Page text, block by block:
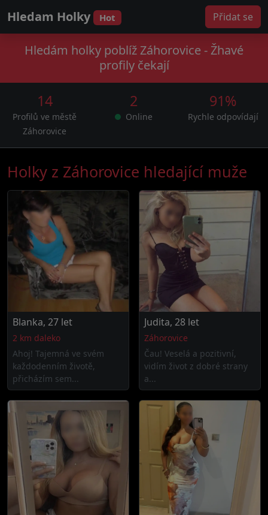
Hledam Holky Hot Přidat se
Hledám holky poblíž Záhorovice - Žhavé
profily čekají
14
Profilů ve městě
Záhorovice
2
Online
91%
Rychle odpovídají
Holky z Záhorovice hledající muže
Blanka, 27 let
2 km daleko
Ahoj! Tajemná ve svém
každodenním životě,
přicházím sem...
Judita, 28 let
Záhorovice
Čau! Veselá a pozitivní,
vidím život z dobré strany
a...